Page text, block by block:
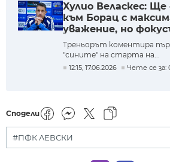
Хулио Веласкес:
към Борац с
уважение, но
върху нашето
Треньорът коментира
"сините" на старта на...
12:15, 17.06.2026 Чете се за:
Сподели
#ПФК ЛЕВСКИ